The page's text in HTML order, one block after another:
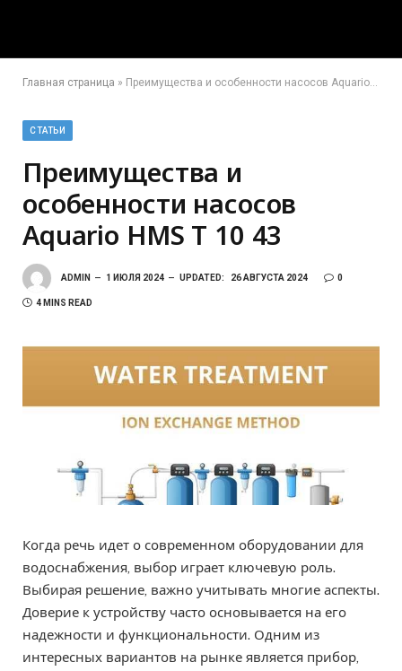
Главная страница » Преимущества и особенности насосов Aquario HMS T 10 43
СТАТЬИ
Преимущества и
особенности насосов
Aquario HMS T 10 43
ADMIN 1 ИЮЛЯ 2024 UPDATED: 26 АВГУСТА 2024 0
4 MINS READ
Когда речь идет о современном оборудовании для
водоснабжения, выбор играет ключевую роль.
Выбирая решение, важно учитывать многие аспекты.
Доверие к устройству часто основывается на его
надежности и функциональности. Одним из
интересных вариантов на рынке является прибор,